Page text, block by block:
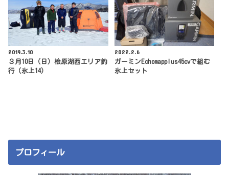
2019.3.10
３月10日（日）桧原湖西エリア釣
行（氷上14）
2022.2.6
ガーミンEchomapplus45cvで組む
氷上セット
プロフィール